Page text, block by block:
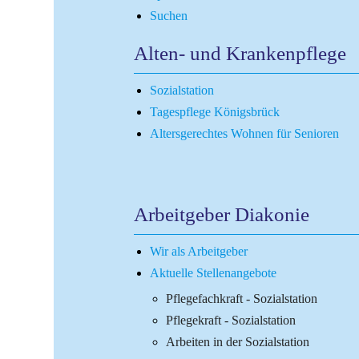
Suchen
Alten- und Krankenpflege
Sozialstation
Tagespflege Königsbrück
Altersgerechtes Wohnen für Senioren
Arbeitgeber Diakonie
Wir als Arbeitgeber
Aktuelle Stellenangebote
Pflegefachkraft - Sozialstation
Pflegekraft - Sozialstation
Arbeiten in der Sozialstation
Die Beratung ist kostenfrei und unabhängig von
KONTAKTDATEN
Fichtestraße 8
01917 Kamenz
Telefax: 03578 3854-41
sfb@diakonie-kamenz.de